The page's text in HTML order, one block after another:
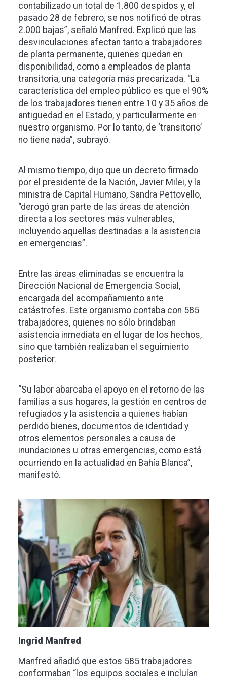
contabilizado un total de 1.800 despidos y, el
pasado 28 de febrero, se nos notificó de otras
2.000 bajas”, señaló Manfred. Explicó que las
desvinculaciones afectan tanto a trabajadores
de planta permanente, quienes quedan en
disponibilidad, como a empleados de planta
transitoria, una categoría más precarizada. “La
característica del empleo público es que el 90%
de los trabajadores tienen entre 10 y 35 años de
antigüedad en el Estado, y particularmente en
nuestro organismo. Por lo tanto, de ‘transitorio’
no tiene nada”, subrayó.
Al mismo tiempo, dijo que un decreto firmado
por el presidente de la Nación, Javier Milei, y la
ministra de Capital Humano, Sandra Pettovello,
“derogó gran parte de las áreas de atención
directa a los sectores más vulnerables,
incluyendo aquellas destinadas a la asistencia
en emergencias”.
Entre las áreas eliminadas se encuentra la
Dirección Nacional de Emergencia Social,
encargada del acompañamiento ante
catástrofes. Este organismo contaba con 585
trabajadores, quienes no sólo brindaban
asistencia inmediata en el lugar de los hechos,
sino que también realizaban el seguimiento
posterior.
“Su labor abarcaba el apoyo en el retorno de las
familias a sus hogares, la gestión en centros de
refugiados y la asistencia a quienes habían
perdido bienes, documentos de identidad y
otros elementos personales a causa de
inundaciones u otras emergencias, como está
ocurriendo en la actualidad en Bahía Blanca”,
manifestó.
Imagen
Ingrid Manfred
Manfred añadió que estos 585 trabajadores
conformaban “los equipos sociales e incluían